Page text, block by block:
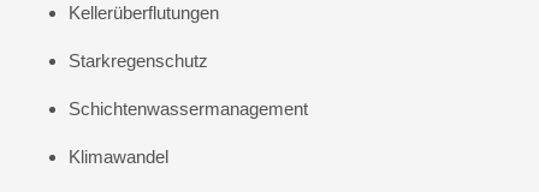
Kellerüberflutungen
Starkregenschutz
Schichtenwassermanagement
Klimawandel